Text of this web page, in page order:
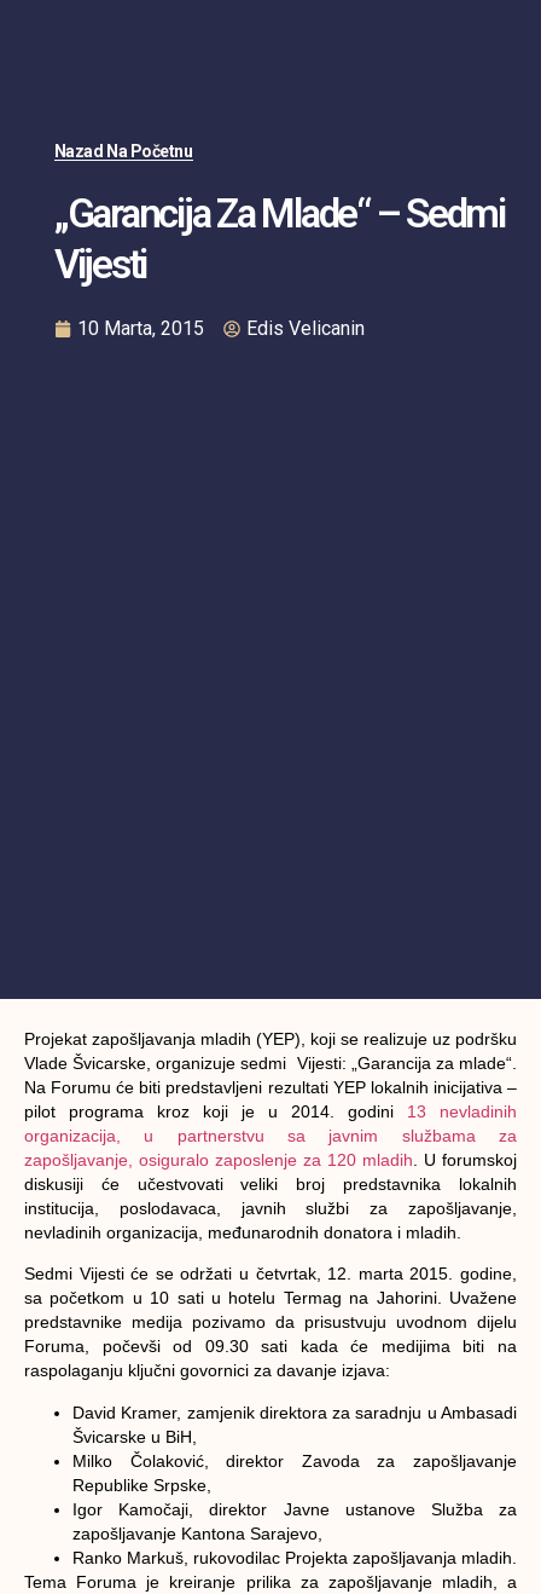
Nazad Na Početnu
„Garancija Za Mlade“ – Sedmi
Vijesti
10 Marta, 2015 Edis Velicanin
Projekat zapošljavanja mladih (YEP), koji se realizuje uz podršku
Vlade Švicarske, organizuje sedmi Vijesti: „Garancija za mlade“.
Na Forumu će biti predstavljeni rezultati YEP lokalnih inicijativa –
pilot programa kroz koji je u 2014. godini 13 nevladinih
organizacija, u partnerstvu sa javnim službama za
zapošljavanje, osiguralo zaposlenje za 120 mladih . U forumskoj
diskusiji će učestvovati veliki broj predstavnika lokalnih
institucija, poslodavaca, javnih službi za zapošljavanje,
nevladinih organizacija, međunarodnih donatora i mladih.
Sedmi Vijesti će se održati u četvrtak, 12. marta 2015. godine,
sa početkom u 10 sati u hotelu Termag na Jahorini. Uvažene
predstavnike medija pozivamo da prisustvuju uvodnom dijelu
Foruma, počevši od 09.30 sati kada će medijima biti na
raspolaganju ključni govornici za davanje izjava:
David Kramer, zamjenik direktora za saradnju u Ambasadi
Švicarske u BiH,
Milko Čolaković, direktor Zavoda za zapošljavanje
Republike Srpske,
Igor Kamočaji, direktor Javne ustanove Služba za
zapošljavanje Kantona Sarajevo,
Ranko Markuš, rukovodilac Projekta zapošljavanja mladih.
Tema Foruma je kreiranje prilika za zapošljavanje mladih , a